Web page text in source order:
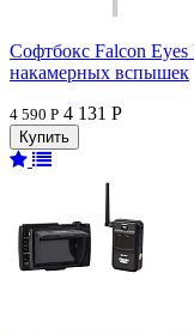
Софтбокс Falcon
накамерных вспышек
4 590 Р 4 131 Р